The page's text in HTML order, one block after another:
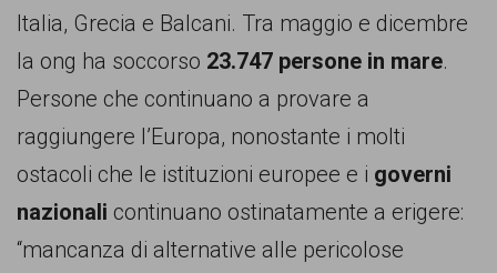
cittadinanza
tutti.
Italia, Grecia e Balcani. Tra maggio e dicembre
la ong ha soccorso 23.747 persone in mare.
Persone che continuano a provare a
raggiungere l’Europa, nonostante i molti
ostacoli che le istituzioni europee e i governi
nazionali continuano ostinatamente a erigere:
“mancanza di alternative alle pericolose